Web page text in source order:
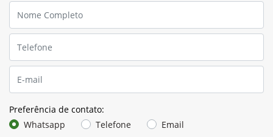
Preferência de contato:
Whatsapp
Telefone Email